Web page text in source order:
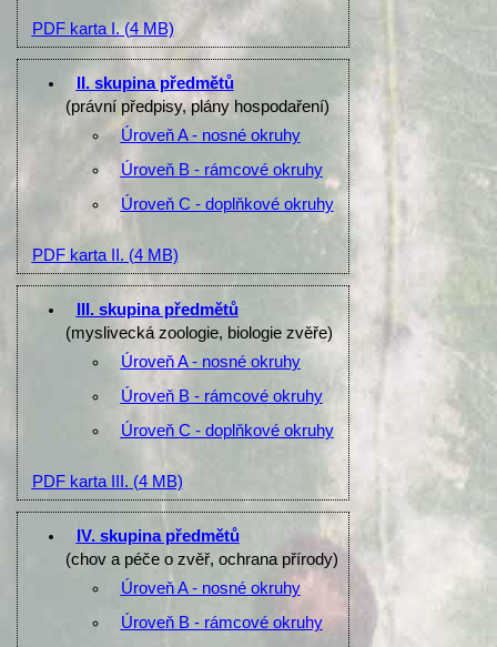
PDF karta I.(4 MB)
II. skupina předmětů
(právní předpisy, plány hospodaření)
Úroveň A - nosné okruhy
Úroveň B - rámcové okruhy
Úroveň C - doplňkové okruhy
PDF karta II. (4 MB)
III. skupina předmětů
(myslivecká zoologie, biologie zvěře)
Úroveň A - nosné okruhy
Úroveň B - rámcové okruhy
Úroveň C - doplňkové okruhy
PDF karta III. (4 MB)
IV. skupina předmětů
(chov a péče o zvěř, ochrana přírody)
Úroveň A - nosné okruhy
Úroveň B - rámcové okruhy